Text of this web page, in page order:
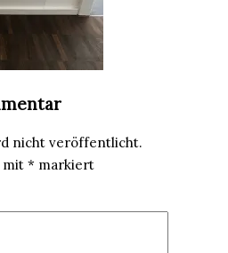
nicht veröffentlicht.
mit * markiert